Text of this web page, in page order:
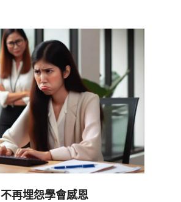
不再埋怨學會感恩